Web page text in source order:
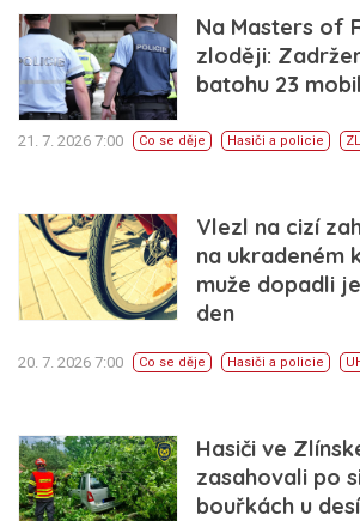
Na Masters of
zloději:
batohu 23
21. 7. 2026 7:00 Co se děje Hasiči a policie ZL
Vlezl na cizí
na ukradeném
muže dopadli
den
20. 7. 2026 7:00 Co se děje Hasiči a policie
Hasiči ve
zasahovali po
bouřkách u